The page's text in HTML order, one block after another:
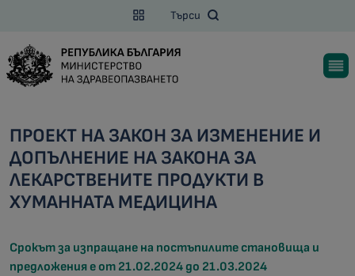
Търси
ПРОЕКТ НА ЗАКОН ЗА ИЗМЕНЕНИЕ И
ДОПЪЛНЕНИЕ НА ЗАКОНА ЗА
ЛЕКАРСТВЕНИТЕ ПРОДУКТИ В
ХУМАННАТА МЕДИЦИНА
Срокът за изпращане на постъпилите становища и
предложения е от 21.02.2024 до 21.03.2024